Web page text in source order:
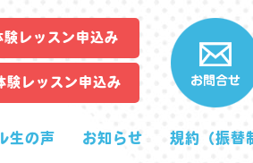
レッスン申込み
験レッスン申込み
生の声 お知らせ 規約（振替